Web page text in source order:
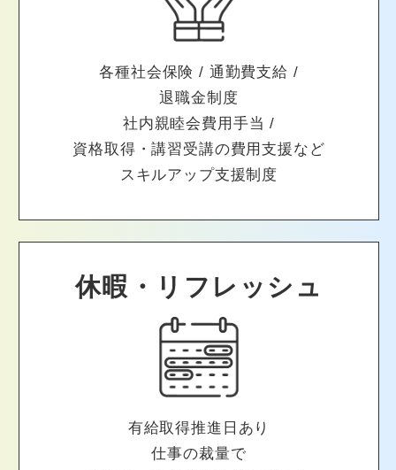
各種社会保険 / 通勤費支給 /
退職金制度
社内親睦会費用手当 /
資格取得・講習受講の費用支援など
スキルアップ支援制度
休暇・リフレッシュ
有給取得推進日あり
仕事の裁量で